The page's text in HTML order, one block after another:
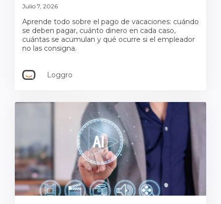
Julio 7, 2026
Aprende todo sobre el pago de vacaciones: cuándo
se deben pagar, cuánto dinero en cada caso,
cuántas se acumulan y qué ocurre si el empleador
no las consigna.
Loggro